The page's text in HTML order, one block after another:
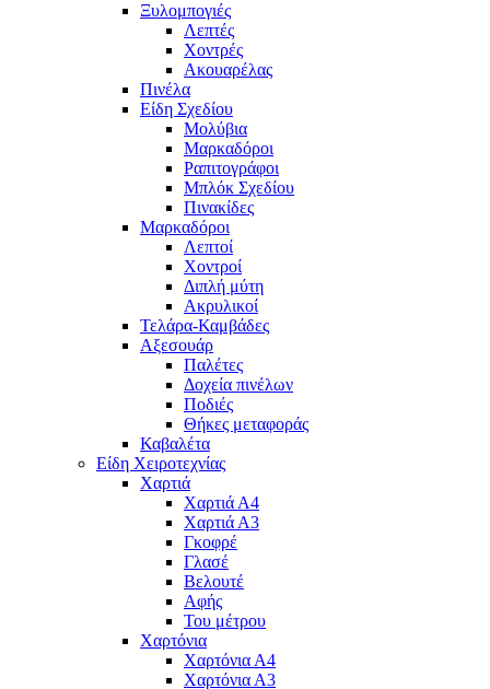
Ξυλομπογιές
Λεπτές
Χοντρές
Ακουαρέλας
Πινέλα
Είδη Σχεδίου
Μολύβια
Μαρκαδόροι
Ραπιτογράφοι
Μπλόκ Σχεδίου
Πινακίδες
Μαρκαδόροι
Λεπτοί
Χοντροί
Διπλή μύτη
Ακρυλικοί
Τελάρα-Καμβάδες
Αξεσουάρ
Παλέτες
Δοχεία πινέλων
Ποδιές
Θήκες μεταφοράς
Καβαλέτα
Είδη Χειροτεχνίας
Χαρτιά
Χαρτιά Α4
Χαρτιά Α3
Γκοφρέ
Γλασέ
Βελουτέ
Αφής
Του μέτρου
Χαρτόνια
Χαρτόνια Α4
Χαρτόνια Α3